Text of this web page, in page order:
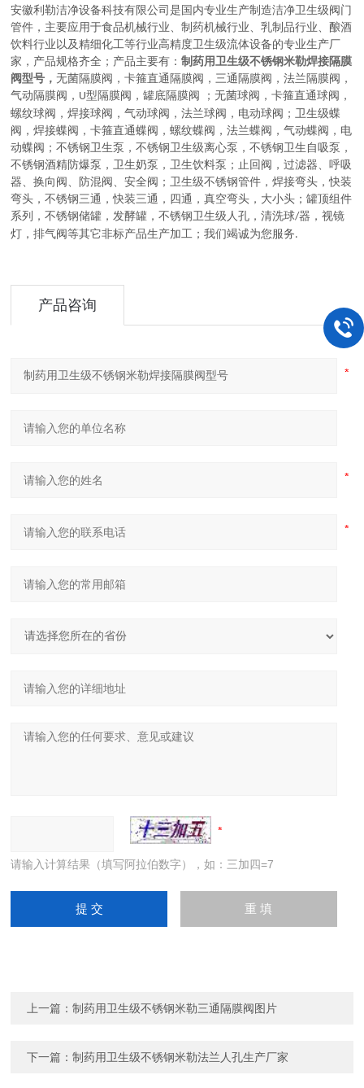
安徽利勒洁净设备科技有限公司是 国内专业生产制造洁净卫生级阀门
管件，主要应用于食品机械行业、制药机械行业、乳制品行业、酿酒
饮料行业以及精细化工等行业高精度卫生级流体设备的专业生产厂
家， 产品规格齐全；产品主要有：制药用卫生级不锈钢米勒焊接隔膜
阀型号，无菌隔膜阀 ，卡箍直通隔膜阀，三通隔膜阀，法兰隔膜阀，
气动隔膜阀， U型隔膜阀，罐底隔膜阀 ；无菌球阀 ，卡箍直通球阀，
螺纹球阀，焊接球阀，气动球阀，法兰球阀，电动球阀 ；卫生级蝶
阀 ，焊接蝶阀，卡箍直通蝶阀，螺纹蝶阀，法兰蝶阀，气动蝶阀，电
动蝶阀 ；不锈钢卫生泵 ，不锈钢卫生级离心泵，不锈钢卫生自吸泵，
不锈钢酒精防爆泵，卫生奶泵，卫生饮料泵 ； 止回阀，过滤器、呼吸
器、换向阀、防混阀、安全阀 ；卫生级不锈钢管件 ，焊接弯头，快装
弯头，不锈钢三通，快装三通，四通，真空弯头，大小头 ；罐顶组件
系列 ，不锈钢储罐，发酵罐，不锈钢卫生级人孔，清洗球/器，视镜
灯，排气阀等其它非标产品生产加工 ；我们竭诚为您服务.
产品咨询
请输入计算结果（填写阿拉伯数字），如：三加四=7
上一篇：制药用卫生级不锈钢米勒三通隔膜阀图片
下一篇：制药用卫生级不锈钢米勒法兰人孔生产厂家